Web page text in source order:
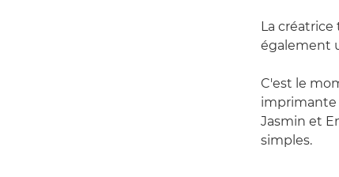
La
également
C'est le
imprimante
Jasmin et
simples.